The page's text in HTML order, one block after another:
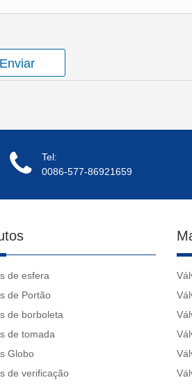
Enviar
Tel:
0086-577-86921659
de esfera
de Portão
de borboleta
de tomada
Globo
de verificação